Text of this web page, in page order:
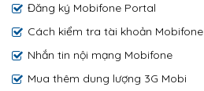
Đăng ký Mobifone Portal
Cách kiểm tra tài khoản Mobifone
Nhắn tin nội mạng Mobifone
Mua thêm dung lượng 3G Mobi